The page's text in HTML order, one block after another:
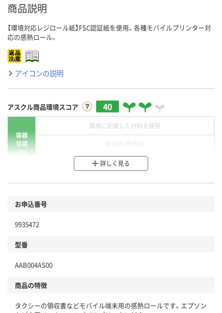
商品説明
【環境対応レジロール紙】FSC認証紙を使用。各種モバイルプリンター対
応の感熱ロール。
アイコンの説明
アスクル商品環境スコア 40
容器
包装
環境に配慮した材料を使用
分別・リサイクルしやすい設計
本体
仕組
詳しく見る
お申込番号
9935472
型番
AAB004AS00
商品の特徴
タクシーの領収書などモバイル端末用の感熱ロールです。エプソン